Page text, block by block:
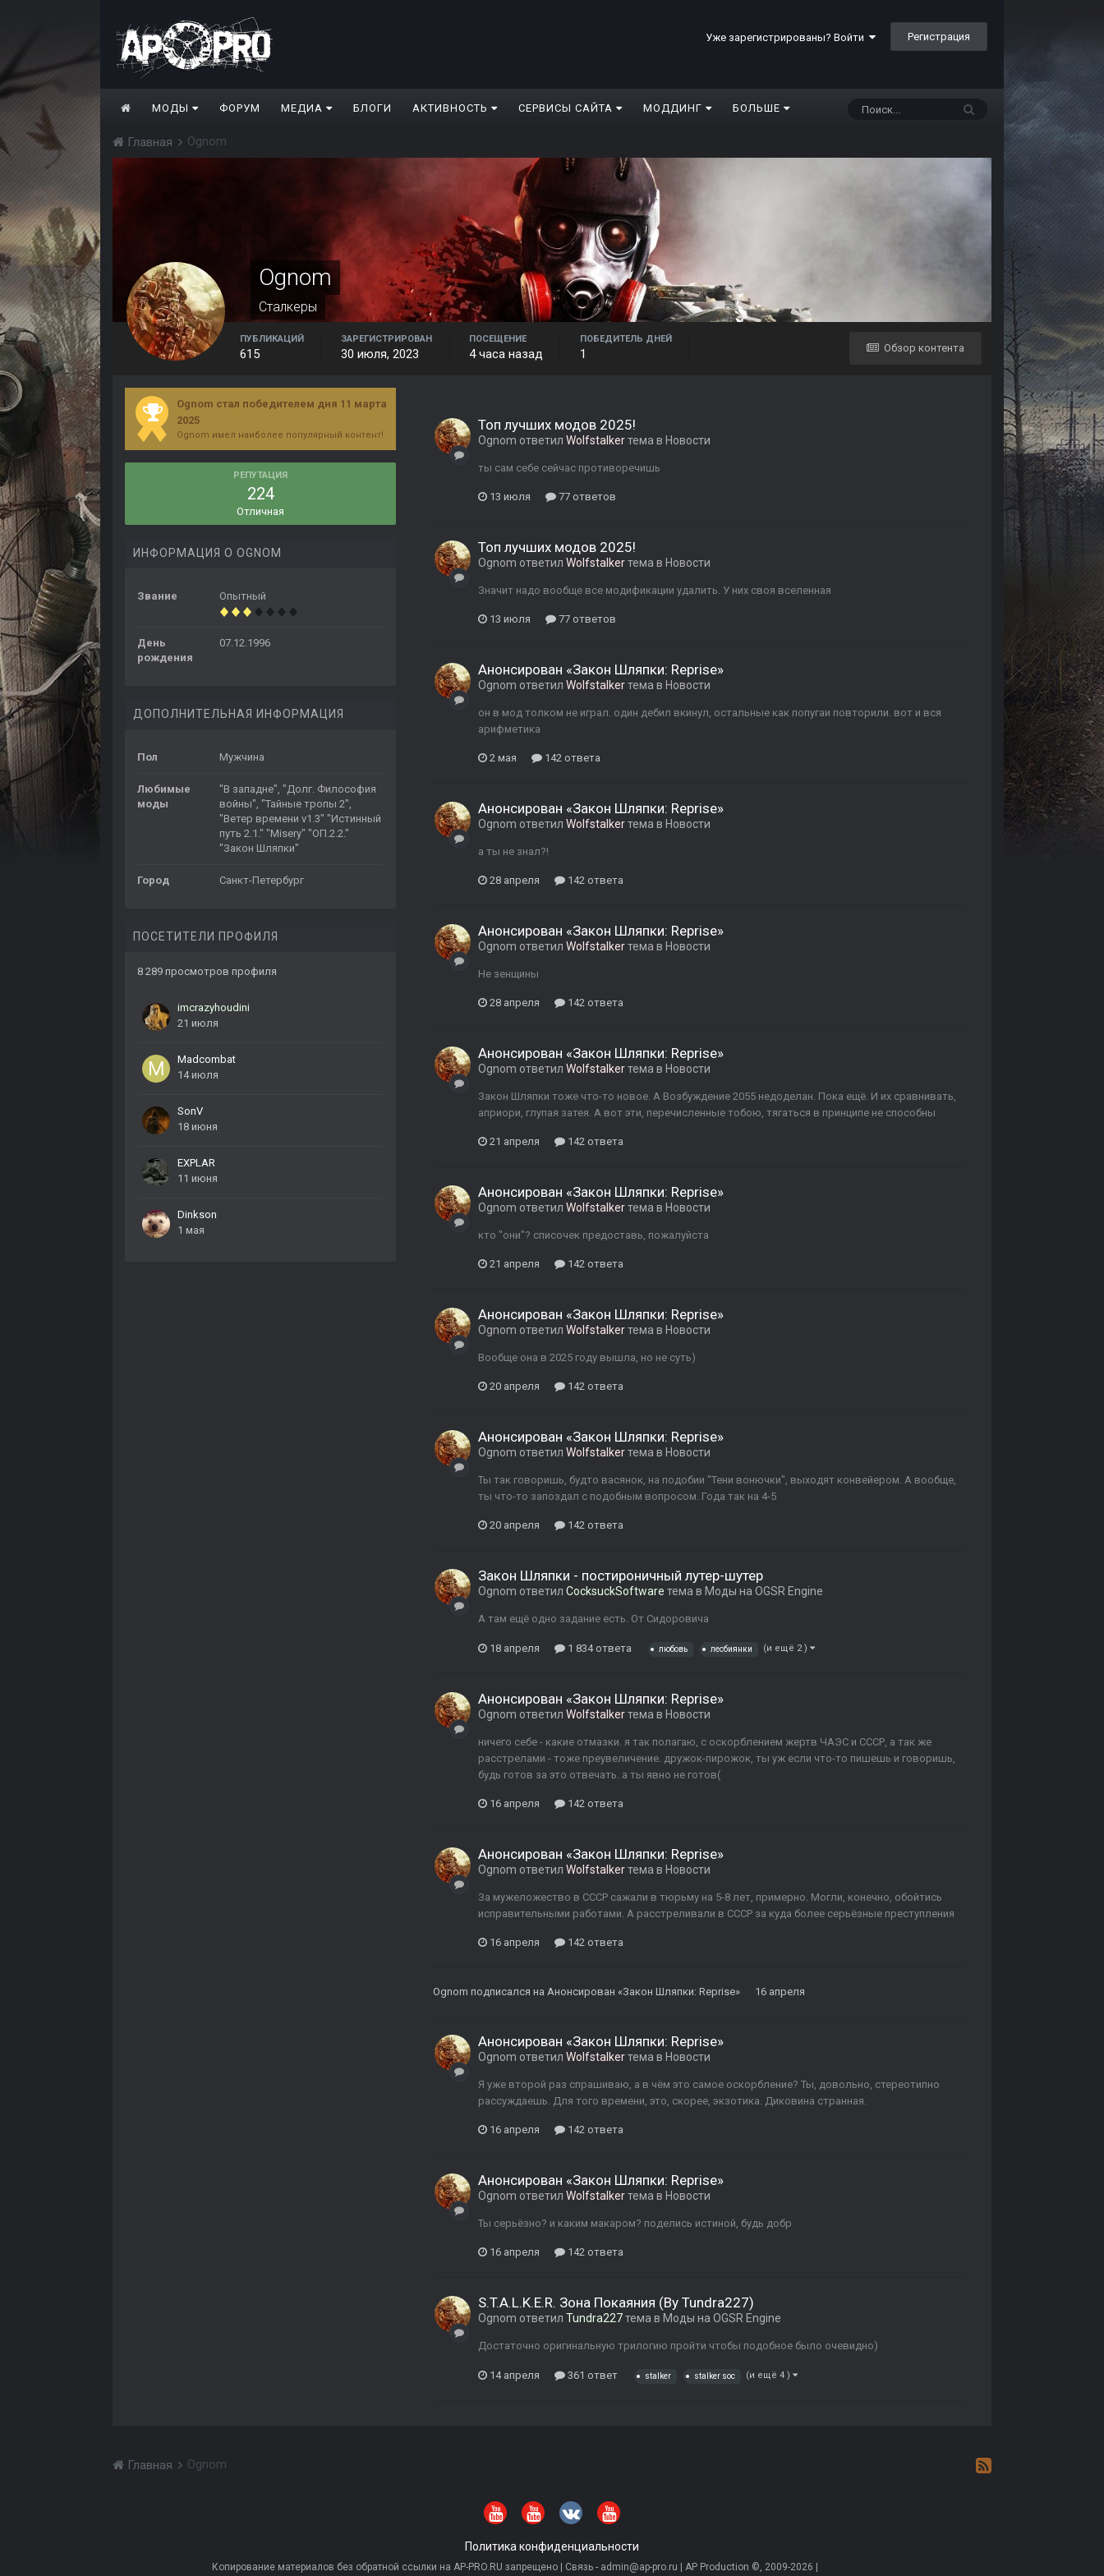
Уже зарегистрированы? Войти Регистрация
МОДЫ ФОРУМ МЕДИА БЛОГИ АКТИВНОСТЬ СЕРВИСЫ САЙТА МОДДИНГ БОЛЬШЕ
Главная Ognom
Ognom
Сталкеры
Обзор контента
ПУБЛИКАЦИЙ
615
ЗАРЕГИСТРИРОВАН
30 июля, 2023
ПОСЕЩЕНИЕ
4 часа назад
ПОБЕДИТЕЛЬ ДНЕЙ
1
Ognom стал победителем дня 11 марта
2025
Ognom имел наиболее популярный контент!
РЕПУТАЦИЯ
224
Отличная
ИНФОРМАЦИЯ О OGNOM
Звание Опытный
День
рождения
07.12.1996
ДОПОЛНИТЕЛЬНАЯ ИНФОРМАЦИЯ
Пол Мужчина
Любимые
моды
"В западне", "Долг. Философия
войны", "Тайные тропы 2",
"Ветер времени v1.3" "Истинный
путь 2.1." "Misery" "ОП.2.2."
"Закон Шляпки"
Город Санкт-Петербург
ПОСЕТИТЕЛИ ПРОФИЛЯ
8 289 просмотров профиля
imcrazyhoudini
21 июля
Madcombat
14 июля
SonV
18 июня
EXPLAR
11 июня
Dinkson
1 мая
Топ лучших модов 2025!
Ognom ответил Wolfstalkerтема в Новости
ты сам себе сейчас противоречишь
13 июля 77 ответов
Топ лучших модов 2025!
Ognom ответил Wolfstalkerтема в Новости
Значит надо вообще все модификации удалить. У них своя вселенная
13 июля 77 ответов
Анонсирован «Закон Шляпки: Reprise»
Ognom ответил Wolfstalkerтема в Новости
он в мод толком не играл. один дебил вкинул, остальные как попугаи повторили. вот и вся
арифметика
2 мая 142 ответа
Анонсирован «Закон Шляпки: Reprise»
Ognom ответил Wolfstalkerтема в Новости
а ты не знал?!
28 апреля 142 ответа
Анонсирован «Закон Шляпки: Reprise»
Ognom ответил Wolfstalkerтема в Новости
Не зенщины
28 апреля 142 ответа
Анонсирован «Закон Шляпки: Reprise»
Ognom ответил Wolfstalkerтема в Новости
Закон Шляпки тоже что-то новое. А Возбуждение 2055 недоделан. Пока ещё. И их сравнивать,
априори, глупая затея. А вот эти, перечисленные тобою, тягаться в принципе не способны
21 апреля 142 ответа
Анонсирован «Закон Шляпки: Reprise»
Ognom ответил Wolfstalkerтема в Новости
кто "они"? списочек предоставь, пожалуйста
21 апреля 142 ответа
Анонсирован «Закон Шляпки: Reprise»
Ognom ответил Wolfstalkerтема в Новости
Вообще она в 2025 году вышла, но не суть)
20 апреля 142 ответа
Анонсирован «Закон Шляпки: Reprise»
Ognom ответил Wolfstalkerтема в Новости
Ты так говоришь, будто васянок, на подобии "Тени вонючки", выходят конвейером. А вообще,
ты что-то запоздал с подобным вопросом. Года так на 4-5
20 апреля 142 ответа
Закон Шляпки - постироничный лутер-шутер
Ognom ответил CocksuckSoftware тема в Моды на OGSR Engine
А там ещё одно задание есть. От Сидоровича
18 апреля 1 834 ответа любовь лесбиянки (и ещё 2 )
Анонсирован «Закон Шляпки: Reprise»
Ognom ответил Wolfstalkerтема в Новости
ничего себе - какие отмазки. я так полагаю, с оскорблением жертв ЧАЭС и СССР, а так же
расстрелами - тоже преувеличение. дружок-пирожок, ты уж если что-то пишешь и говоришь,
будь готов за это отвечать. а ты явно не готов(
16 апреля 142 ответа
Анонсирован «Закон Шляпки: Reprise»
Ognom ответил Wolfstalkerтема в Новости
За мужеложество в СССР сажали в тюрьму на 5-8 лет, примерно. Могли, конечно, обойтись
исправительными работами. А расстреливали в СССР за куда более серьёзные преступления
16 апреля 142 ответа
Ognom подписался на Анонсирован «Закон Шляпки: Reprise» 16 апреля
Анонсирован «Закон Шляпки: Reprise»
Ognom ответил Wolfstalkerтема в Новости
Я уже второй раз спрашиваю, а в чём это самое оскорбление? Ты, довольно, стереотипно
рассуждаешь. Для того времени, это, скорее, экзотика. Диковина странная.
16 апреля 142 ответа
Анонсирован «Закон Шляпки: Reprise»
Ognom ответил Wolfstalkerтема в Новости
Ты серьёзно? и каким макаром? поделись истиной, будь добр
16 апреля 142 ответа
S.T.A.L.K.E.R. Зона Покаяния (By Tundra227)
Ognom ответил Tundra227тема в Моды на OGSR Engine
Достаточно оригинальную трилогию пройти чтобы подобное было очевидно)
14 апреля 361 ответ stalker stalker soc (и ещё 4 )
Главная Ognom
Политика конфиденциальности
Копирование материалов без обратной ссылки на AP-PRO.RU запрещено | Связь - admin@ap-pro.ru | AP Production ©, 2009-2026 |